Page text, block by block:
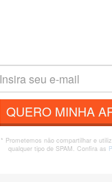
QUERO MINHA
* Prometemos não compartilhar e
qualquer tipo de SPAM. Confira as